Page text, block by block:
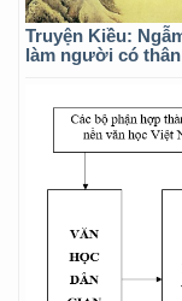
Truyện Kiều:
làm người có thân